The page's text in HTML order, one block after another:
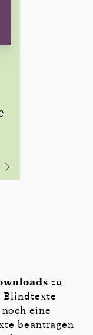
zu
Blindtexte
eine
beantragen